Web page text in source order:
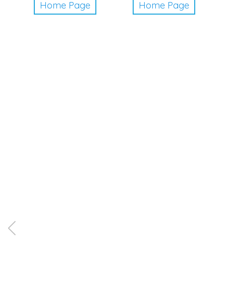
Home Page Home Page